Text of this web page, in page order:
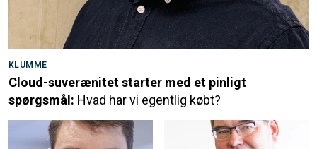
KLUMME
Cloud-suverænitet starter med et pinligt
spørgsmål: Hvad har vi egentlig købt?